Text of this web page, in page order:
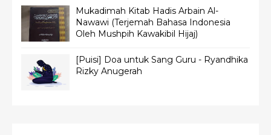
Mukadimah Kitab Hadis Arbain Al-
Nawawi (Terjemah Bahasa Indonesia
Oleh Mushpih Kawakibil Hijaj)
[Puisi] Doa untuk Sang Guru - Ryandhika
Rizky Anugerah